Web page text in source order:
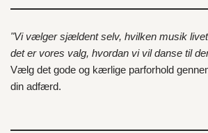
"Vi vælger sjældent selv, hvilken musik
det er vores valg, hvordan vi vil danse til
Vælg det gode og kærlige parforhold
din adfærd.